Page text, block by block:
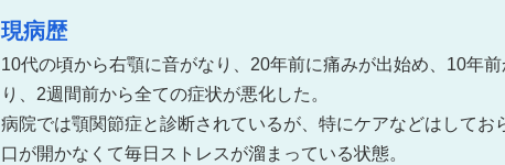
現病歴
10代の頃から右顎に音がなり、20年前に痛みが出始め、10年
り、2週間前から全ての症状が悪化した。
病院では顎関節症と診断されているが、特にケアなどはしてお
口が開かなくて毎日ストレスが溜まっている状態。